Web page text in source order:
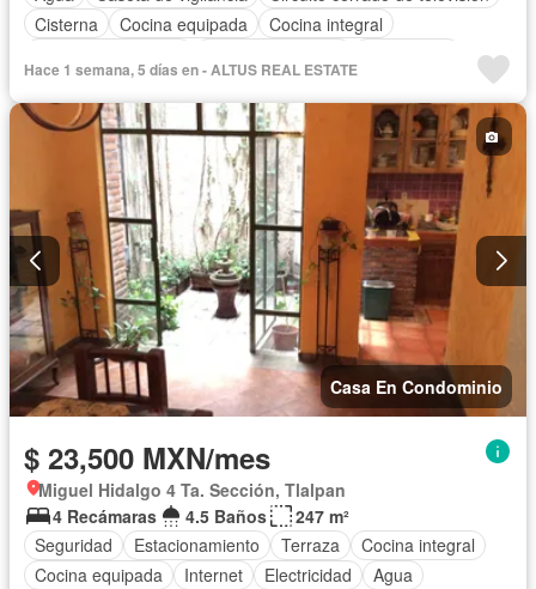
Cisterna
Cocina equipada
Cocina integral
Estacionamiento
Internet
Recámara con closet
Seguridad
Televisión por cable
Zonas verdes
Permite mascotas
Sin amueblar
Hace 1 semana, 5 días en - ALTUS REAL ESTATE
Casa En Condominio
$ 23,500 MXN/mes
Miguel Hidalgo 4 Ta. Sección, Tlalpan
4 Recámaras
4.5 Baños
247 m²
Seguridad
Estacionamiento Terraza
Cocina integral
Cocina equipada
Internet Electricidad
Agua